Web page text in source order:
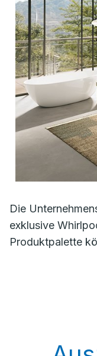
Die
exklusive
Produktpalette